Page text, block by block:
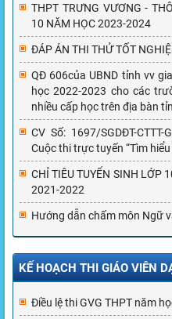
THPT TRƯNG VƯƠNG -
10 NĂM HỌC 2023-2024
ĐÁP ÁN THI THỬ TỐT
QĐ 606của UBND tỉnh vv
học 2022-2023 cho các
nhiều cấp học trên địa bàn
CV Số: 1697/SGDĐT-
Cuộc thi trực tuyến “Tìm
CHỈ TIÊU TUYỂN SINH LỚP
2021-2022
Hướng dẫn chấm môn Ngữ
KẾ HOẠCH THI GIÁO VIÊN
Điều lệ thi GVG THPT năm